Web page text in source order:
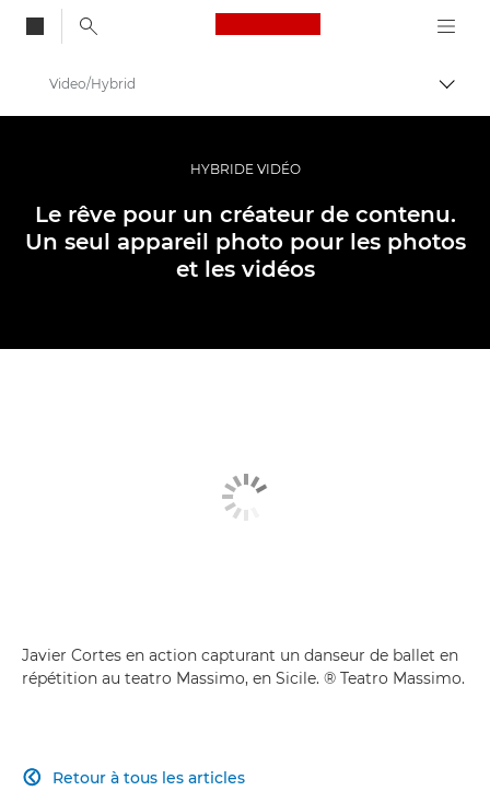
Canon Logo, back
Appareils photo numériques
EOS R6
Video/Hybrid
HYBRIDE VIDÉO
Le rêve pour un créateur de contenu.
Un seul appareil photo pour les photos
et les vidéos
Javier Cortes en action capturant un danseur de ballet en
répétition au teatro Massimo, en Sicile. ® Teatro Massimo.
Retour à tous les articles
